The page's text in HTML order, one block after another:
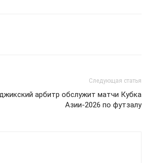
Следующая статья
арбитр обслужит матчи Кубка
Азии-2026 по футзалу